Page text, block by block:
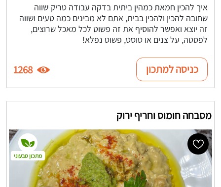
איך להכין חמאת כמהין ביתית בדקה עבודה טריק שווה
שחובה להכין ולהכין בבית, אתם לא מבינים כמה טעים ושווה
זה יוצא ואפשר להוסיף את זה פשוט לכל מאכל שרוצים,
לפסטה, על צנים או טוסט, פשוט נפלא!
כניסה למתכון 1268
מסבחה חומוס וחריף ירוק
מתכון טבעוני